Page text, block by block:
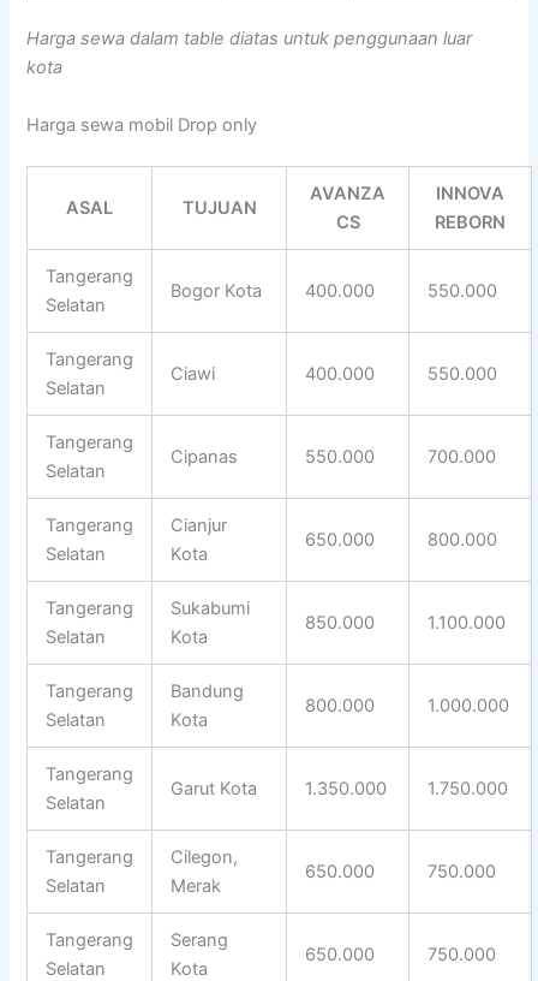
Harga sewa dalam table diatas untuk penggunaan luar
kota
Harga sewa mobil Drop only
ASAL TUJUAN
AVANZA
CS
INNOVA
REBORN
Tangerang
Selatan
Bogor Kota 400.000 550.000
Tangerang
Selatan
Ciawi 400.000 550.000
Tangerang
Selatan
Cipanas 550.000 700.000
Tangerang
Selatan
Cianjur
Kota
650.000 800.000
Tangerang
Selatan
Sukabumi
Kota
850.000 1.100.000
Tangerang
Selatan
Bandung
Kota
800.000 1.000.000
Tangerang
Selatan
Garut Kota 1.350.000 1.750.000
Tangerang
Selatan
Cilegon,
Merak
650.000 750.000
Tangerang
Selatan
Serang
Kota
650.000 750.000